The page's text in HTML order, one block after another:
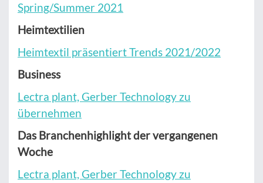
Spring/Summer 2021
Heimtextilien
Heimtextil präsentiert Trends 2021/2022
Business
Lectra plant, Gerber Technology zu
übernehmen
Das Branchenhighlight der vergangenen
Woche
Lectra plant, Gerber Technology zu